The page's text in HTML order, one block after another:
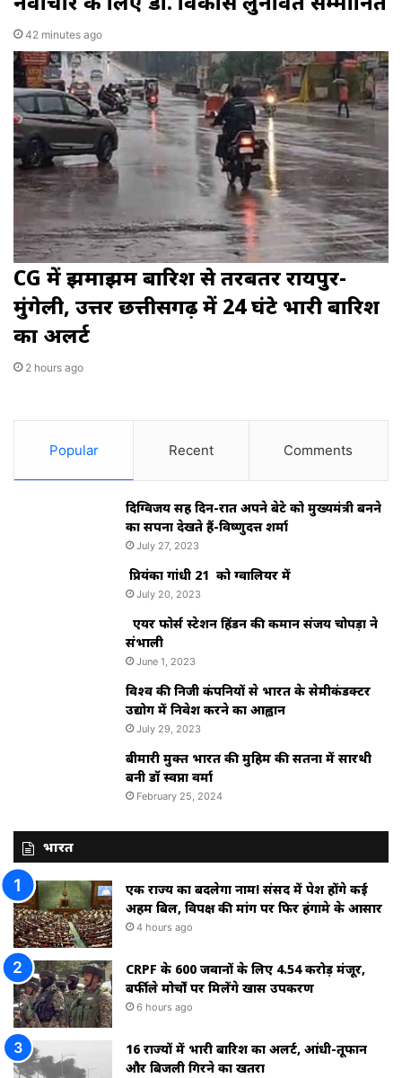
42 minutes ago
CG में झमाझम बारिश से तरबतर रायपुर-
मुंगेली, उत्तर छत्तीसगढ़ में 24 घंटे भारी बारिश
का अलर्ट
2 hours ago
Popular Recent Comments
दिग्विजय सिंह दिन-रात अपने बेटे को मुख्यमंत्री बनने
का सपना देखते हैं-विष्णुदत्त शर्मा
July 27, 2023
प्रियंका गांधी 21 को ग्वालियर में
July 20, 2023
एयर फोर्स स्टेशन हिंडन की कमान संजय चोपड़ा ने
संभाली
June 1, 2023
विश्‍व की निजी कंपनियों से भारत के सेमीकंडक्टर
उद्योग में निवेश करने का आह्वान
July 29, 2023
बीमारी मुक्त भारत की मुहिम की सतना में सारथी
बनी डाॅ स्वप्ना वर्मा
February 25, 2024
भारत
एक राज्य का बदलेगा नाम! संसद में पेश होंगे कई
अहम बिल, विपक्ष की मांग पर फिर हंगामे के आसार
4 hours ago
CRPF के 600 जवानों के लिए ₹4.54 करोड़ मंजूर,
बर्फीले मोर्चों पर मिलेंगे खास उपकरण
6 hours ago
16 राज्यों में भारी बारिश का अलर्ट, आंधी-तूफान
और बिजली गिरने का खतरा